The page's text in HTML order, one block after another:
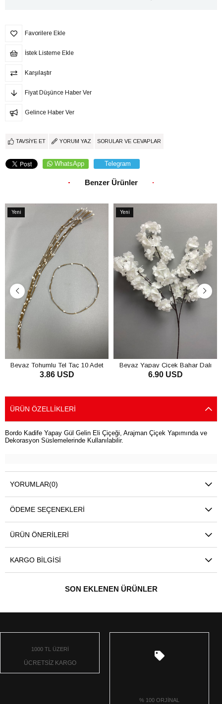
Favorilere Ekle
İstek Listeme Ekle
Karşılaştır
Fiyat Düşünce Haber Ver
Gelince Haber Ver
TAVSIYE ET YORUM YAZ SORULAR VE CEVAPLAR
WhatsApp Telegram
Benzer Ürünler
Yeni
Beyaz Tohumlu Tel Taç 10 Adet
3.86 USD
Yeni
Beyaz Yapay Çiçek Bahar Dalı
Çiçeği 1 Dal
6.90 USD
ÜRÜN ÖZELLIKLERI
Bordo Kadife Yapay Gül Gelin Eli Çiçeği, Arajman Çiçek Yapımında ve
Dekorasyon Süslemelerinde Kullanılabilir.
YORUMLAR(0)
ÖDEME SEÇENEKLERI
ÜRÜN ÖNERILERI
KARGO BILGISI
SON EKLENEN ÜRÜNLER
1000 TL ÜZERİ
ÜCRETSİZ KARGO
% 100 ORJİNAL